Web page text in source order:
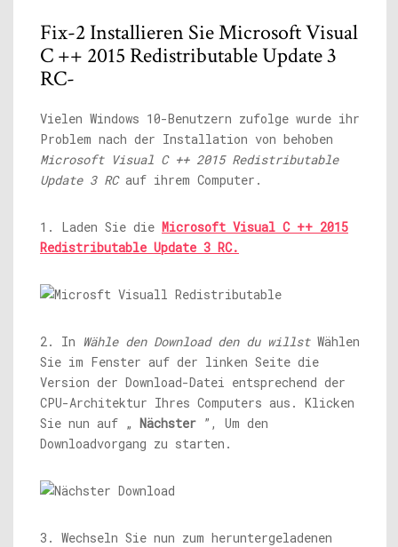
Fix-2 Installieren Sie Microsoft Visual
C ++ 2015 Redistributable Update 3
RC-
Vielen Windows 10-Benutzern zufolge wurde ihr
Problem nach der Installation von behoben
Microsoft Visual C ++ 2015 Redistributable
Update 3 RCauf ihrem Computer.
1. Laden Sie die Microsoft Visual C ++ 2015
Redistributable Update 3 RC.
2. In Wähle den Download den du willstWählen
Sie im Fenster auf der linken Seite die
Version der Download-Datei entsprechend der
CPU-Architektur Ihres Computers aus. Klicken
Sie nun auf „ Nächster ”, Um den
Downloadvorgang zu starten.
3. Wechseln Sie nun zum heruntergeladenen